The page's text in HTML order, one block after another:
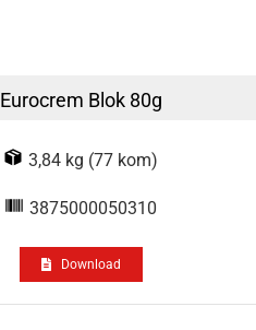
Eurocrem Blok 80g
3,84 kg (77 kom)
3875000050310
Download